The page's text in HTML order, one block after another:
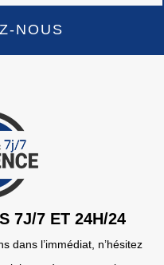
NOUS
7J/7 ET 24H/24
dans l’immédiat, n’hésitez